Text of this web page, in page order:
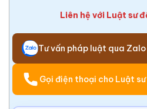
Liên hệ với Luật sư
Tư vấn pháp luật qua Zalo
Gọi điện thoại cho Luật sư